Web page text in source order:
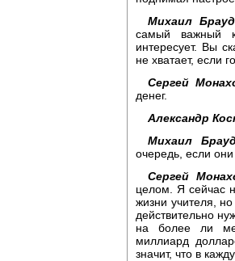
Михаил
самый важный
интересует. Вы
не хватает, если
Сергей
денег.
Александр
Михаил
очередь, если
Сергей
целом. Я сейчас
жизни учителя,
действительно
на более ли
миллиард
значит, что в